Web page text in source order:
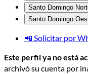
Santo Domingo
Santo Domingo
📲 Solicitar por
Este perfil ya no está
archivó su cuenta por